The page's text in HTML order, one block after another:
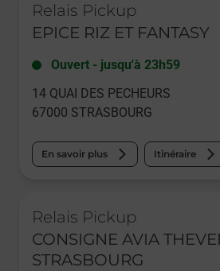
Relais Pickup
EPICE RIZ ET FANTASY
Ouvert - jusqu'à 23h59
14 QUAI DES PECHEURS
67000 STRASBOURG
En savoir plus Itinéraire
Relais Pickup
CONSIGNE AVIA
STRASBOURG